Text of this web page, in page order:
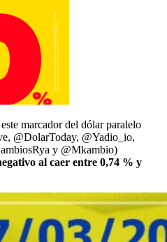
marcador del dólar paralelo
@DolarToday, @Yadio_io,
y @Mkambio)
al caer entre 0,74 % y